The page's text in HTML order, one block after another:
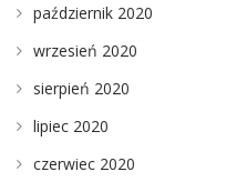
październik 2020
wrzesień 2020
sierpień 2020
lipiec 2020
czerwiec 2020